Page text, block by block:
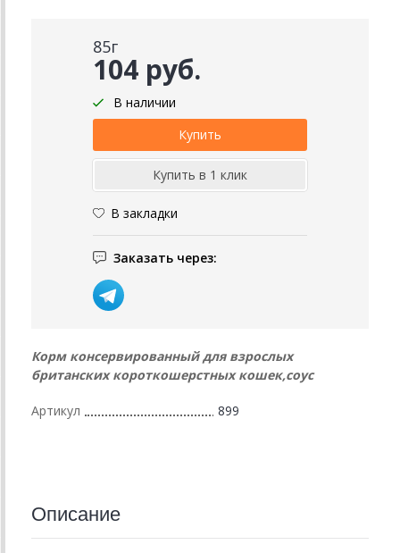
85г
104 руб.
В наличии
В закладки
Заказать через:
Корм консервированный для взрослых
британских короткошерстных кошек,соус
Артикул 899
Описание